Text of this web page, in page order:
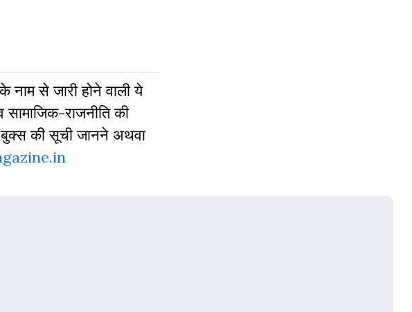
नाम से जारी होने वाली ये
राजनीति की
की सूची जानने अथवा